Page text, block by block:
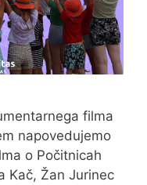
filma
napovedujemo
o Počitnicah
Kač, Žan Jurinec